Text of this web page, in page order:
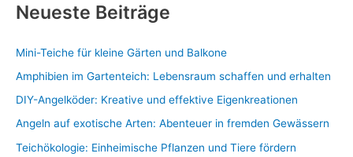
Neueste Beiträge
Mini-Teiche für kleine Gärten und Balkone
Amphibien im Gartenteich: Lebensraum schaffen und erhalten
DIY-Angelköder: Kreative und effektive Eigenkreationen
Angeln auf exotische Arten: Abenteuer in fremden Gewässern
Teichökologie: Einheimische Pflanzen und Tiere fördern